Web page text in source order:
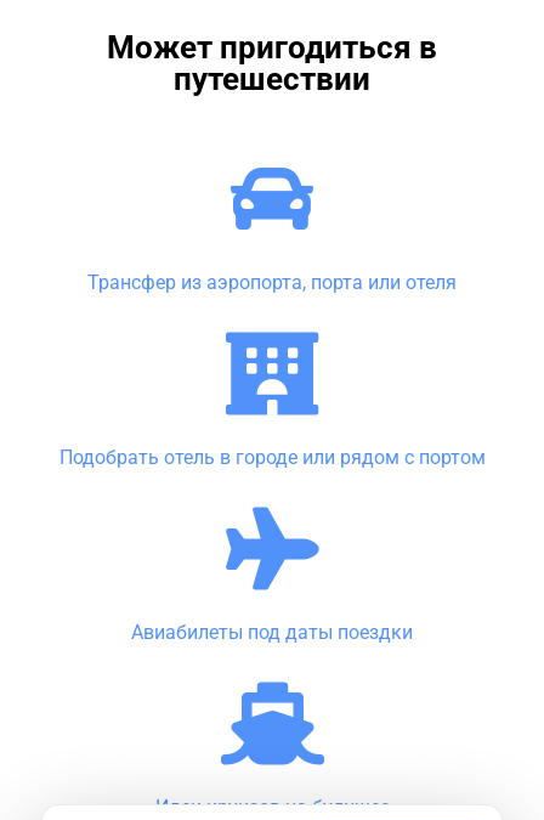
Может пригодиться в
путешествии
Трансфер из аэропорта, порта или отеля
Подобрать отель в городе или рядом с портом
Авиабилеты под даты поездки
Идеи круизов на будущее